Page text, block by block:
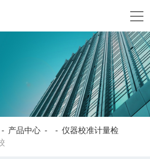
- 产品中心 - -仪器校准计量检